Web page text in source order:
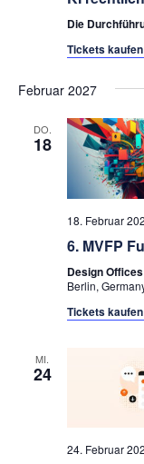
Die
Tickets kaufen
Februar 2027
DO.
18
18. Februar
6. MVFP
Design
Berlin,
Tickets kaufen
MI.
24
24. Februar